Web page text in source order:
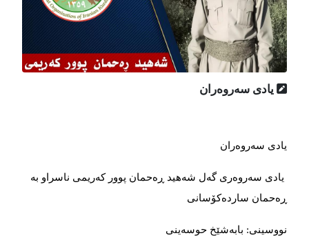
یادی سەروەران
یادی سەروەران
یادی سەروەری گەل شەهید ڕەحمان پوور كەریمی ناسراو بە
ڕەحمان ساردەكۆسانی
نووسینی: بابەشێخ حوسەینی